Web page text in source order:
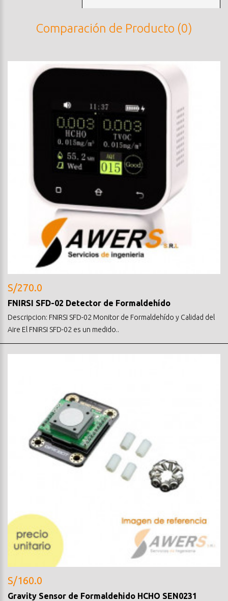
Comparación de Producto (0)
S/270.0
FNIRSI SFD-02 Detector de Formaldehído
Descripcion: FNIRSI SFD-02 Monitor de Formaldehído y Calidad del
Aire El FNIRSI SFD-02 es un medido..
S/160.0
Gravity Sensor de Formaldehido HCHO SEN0231